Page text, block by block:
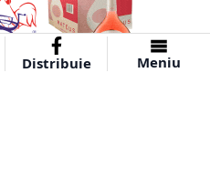
Distribuie Meniu